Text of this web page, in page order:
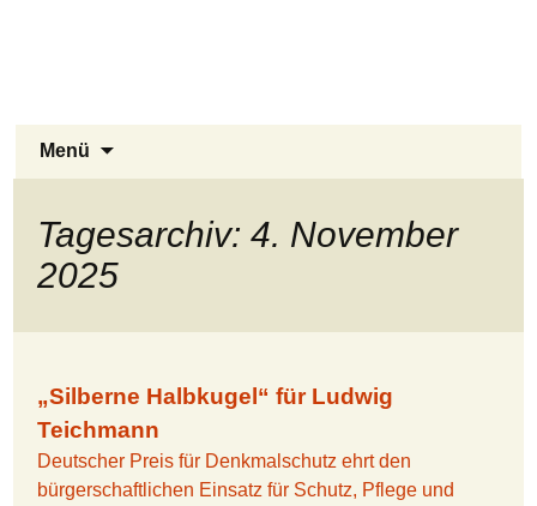
Menü
Tagesarchiv: 4. November
2025
„Silberne Halbkugel“ für Ludwig
Teichmann
Deutscher Preis für Denkmalschutz ehrt den
bürgerschaftlichen Einsatz für Schutz, Pflege und